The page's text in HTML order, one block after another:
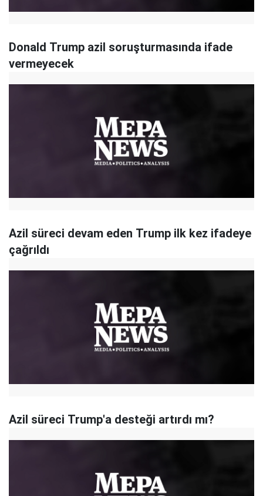
Donald Trump azil soruşturmasında ifade
vermeyecek
Azil süreci devam eden Trump ilk kez ifadeye
çağrıldı
Azil süreci Trump'a desteği artırdı mı?